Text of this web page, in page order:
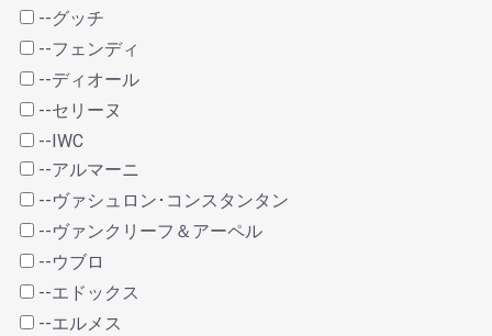
--グッチ
--フェンディ
--ディオール
--セリーヌ
--IWC
--アルマーニ
--ヴァシュロン･コンスタンタン
--ヴァンクリーフ＆アーペル
--ウブロ
--エドックス
--エルメス